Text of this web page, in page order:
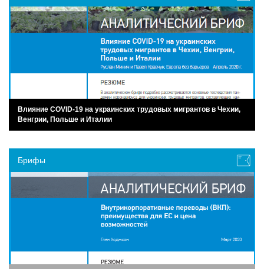
Влияние COVID-19 на украинских трудовых мигрантов в Чехии,
Венгрии, Польше и Италии
Брифы